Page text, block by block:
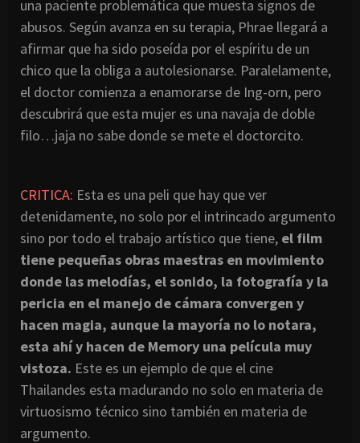
una paciente problemática que muesta signos de
abusos. Según avanza en su terapia, Phrae llegará a
afirmar que ha sido poseída por el espíritu de un
chico que la obliga a autolesionarse. Paralelamente,
el doctor comienza a enamorarse de Ing-orn, pero
descubrirá que esta mujer es una navaja de doble
filo…jaja no sabe donde se mete el doctorcito.
CRITICA: Esta es una peli que hay que ver
detenidamente, no solo por el intrincado argumento
sino por todo el trabajo artístico que tiene, el film
tiene pequeñas obras maestras en movimiento
donde las melodías, el sonido, la fotografía y la
pericia en el manejo de cámara convergen y
hacen magia, aunque la mayoría no lo notara,
esta ahíy hacen de Memory una película muy
vistoza. Este es un ejemplo de que el cine
Thailandes esta madurando no solo en materia de
virtuosismo técnico sino también en materia de
argumento.